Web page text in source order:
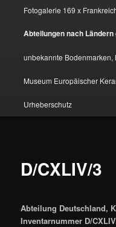
Fotogalerie 169 x
Abteilungen nach Ländern
unbekannte Bodenmarken,
Museum Europäischer
Urheberschutz
D/CXLIV/3
Abteilung Deutschland,
Inventarnummer D/